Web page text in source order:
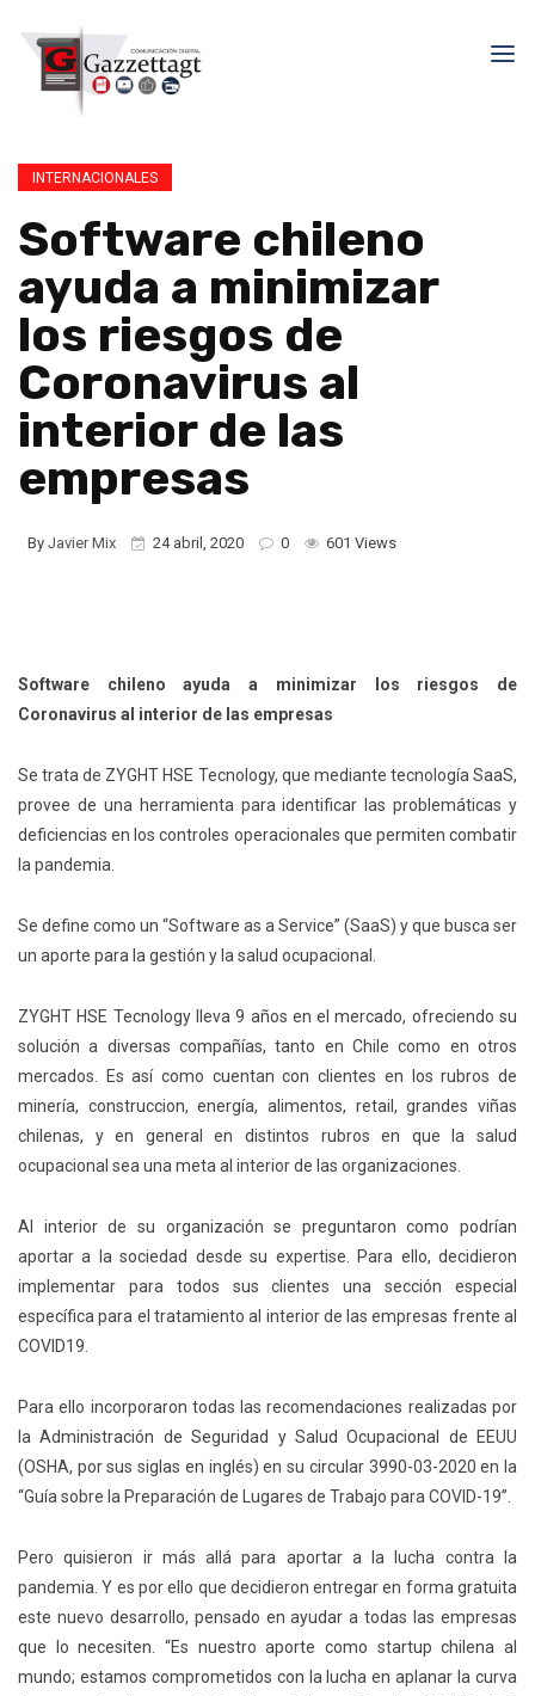
INTERNACIONALES
Software chileno
ayuda a minimizar
los riesgos de
Coronavirus al
interior de las
empresas
By Javier Mix 24 abril, 2020 0 601 Views
Software chileno ayuda a minimizar los riesgos de
Coronavirus al interior de las empresas
Se trata de ZYGHT HSE Tecnology, que mediante tecnología SaaS,
provee de una herramienta para identificar las problemáticas y
deficiencias en los controles operacionales que permiten combatir
la pandemia.
Se define como un “Software as a Service” (SaaS) y que busca ser
un aporte para la gestión y la salud ocupacional.
ZYGHT HSE Tecnology lleva 9 años en el mercado, ofreciendo su
solución a diversas compañías, tanto en Chile como en otros
mercados. Es así como cuentan con clientes en los rubros de
minería, construccion, energía, alimentos, retail, grandes viñas
chilenas, y en general en distintos rubros en que la salud
ocupacional sea una meta al interior de las organizaciones.
Al interior de su organización se preguntaron como podrían
aportar a la sociedad desde su expertise. Para ello, decidieron
implementar para todos sus clientes una sección especial
específica para el tratamiento al interior de las empresas frente al
COVID19.
Para ello incorporaron todas las recomendaciones realizadas por
la Administración de Seguridad y Salud Ocupacional de EEUU
(OSHA, por sus siglas en inglés) en su circular 3990-03-2020 en la
“Guía sobre la Preparación de Lugares de Trabajo para COVID-19”.
Pero quisieron ir más allá para aportar a la lucha contra la
pandemia. Y es por ello que decidieron entregar en forma gratuita
este nuevo desarrollo, pensado en ayudar a todas las empresas
que lo necesiten. “Es nuestro aporte como startup chilena al
mundo; estamos comprometidos con la lucha en aplanar la curva